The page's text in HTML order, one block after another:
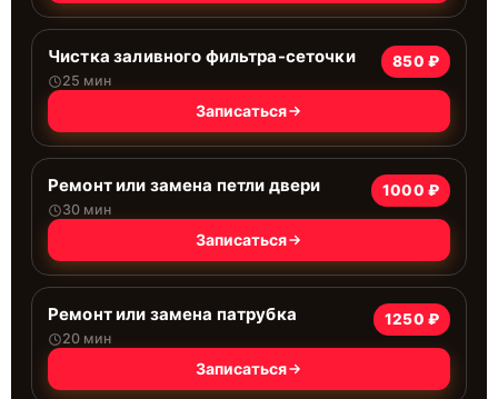
Чистка заливного фильтра-сеточки
25 мин
850 ₽
Записаться
Ремонт или замена петли двери
30 мин
1000 ₽
Записаться
Ремонт или замена патрубка
20 мин
1250 ₽
Записаться